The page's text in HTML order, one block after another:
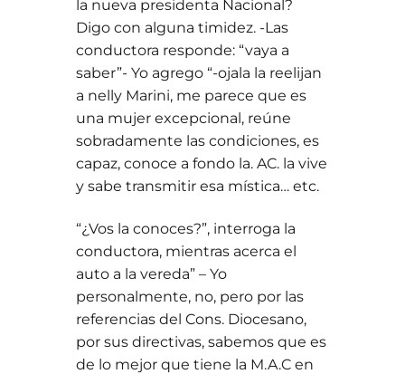
la nueva presidenta Nacional?
Digo con alguna timidez. -Las
conductora responde: “vaya a
saber”- Yo agrego “-ojala la reelijan
a nelly Marini, me parece que es
una mujer excepcional, reúne
sobradamente las condiciones, es
capaz, conoce a fondo la. AC. la vive
y sabe transmitir esa mística… etc.
“¿Vos la conoces?”, interroga la
conductora, mientras acerca el
auto a la vereda” – Yo
personalmente, no, pero por las
referencias del Cons. Diocesano,
por sus directivas, sabemos que es
de lo mejor que tiene la M.A.C en